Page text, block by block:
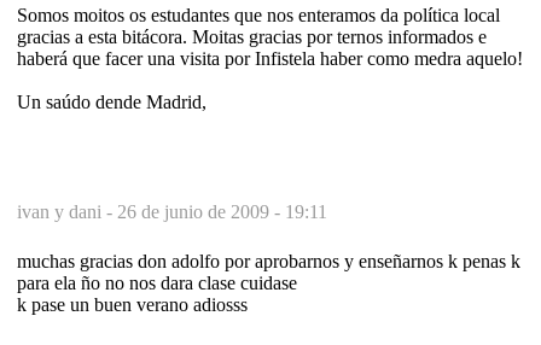
Somos moitos os estudantes que nos enteramos da política local
gracias a esta bitácora. Moitas gracias por ternos informados e
haberá que facer una visita por Infistela haber como medra aquelo!
Un saúdo dende Madrid,
ivan y dani - 26 de junio de 2009 - 19:11
muchas gracias don adolfo por aprobarnos y enseñarnos k penas k
para ela ño no nos dara clase cuidase
k pase un buen verano adiosss